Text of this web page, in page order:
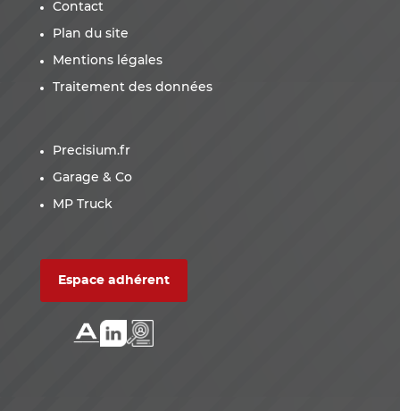
Contact
Plan du site
Mentions légales
Traitement des données
Precisium.fr
Garage & Co
MP Truck
Espace adhérent